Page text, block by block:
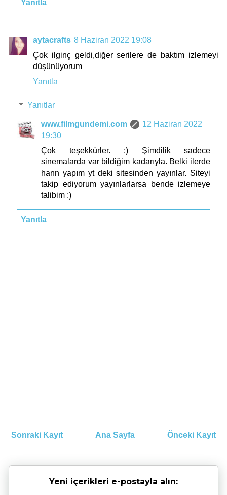
Yanıtla
aytacrafts 8 Haziran 2022 19:08
Çok ilginç geldi,diğer serilere de baktım izlemeyi
düşünüyorum
Yanıtla
Yanıtlar
www.filmgundemi.com
12 Haziran 2022
19:30
Çok teşekkürler. :) Şimdilik sadece
sinemalarda var bildiğim kadarıyla. Belki ilerde
hann yapım yt deki sitesinden yayınlar. Siteyi
takip ediyorum yayınlarlarsa bende izlemeye
talibim :)
Yanıtla
Sonraki Kayıt Önceki Kayıt
Ana Sayfa
Yeni içerikleri e-postayla alın: